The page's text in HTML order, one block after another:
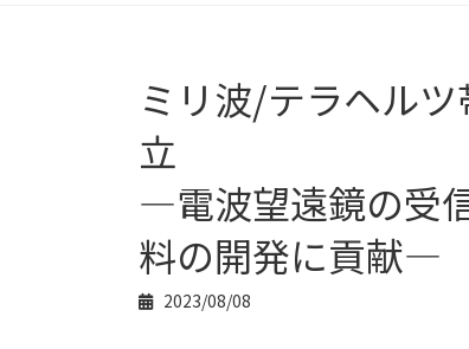
ミリ波/テラヘル
立
―電波望遠鏡の受
料の開発に貢献―
2023/08/08